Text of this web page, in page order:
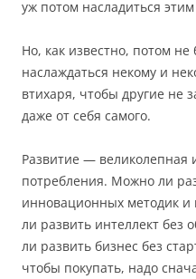
уж потом насладиться
Но, как известно, потом
наслаждаться некому и
втихаря, чтобы другие не
даже от себя самого.
Развитие — великолепная
потребления. Можно ли
инновационных методик
ли развить интеллект без
ли развить бизнес без
чтобы покупать, надо